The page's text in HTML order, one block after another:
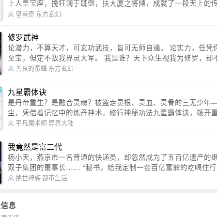
上人皇宝座，挽狂澜于既倒，扶大厦之将倾，成就了一段无上的传
信公众号：皇甫奇 （微信号：huangfuqi1985） 新浪微博：皇甫奇（地址：
皇甫奇 东方玄幻
修罗武神
论潜力，不算天才，可玄功武技，皆可无师自通。 论实力，任凭你有万千
至宝，但定不敌我界灵大军。 我是谁？天下众生视我为修罗，却不知，我
以修罗成武神。 （想看修罗武神番外，请关注蜜蜂微信公众号：善良的蜜
善良的蜜蜂 东方玄幻
九星霸体诀
是丹帝重生？是融合灵魂？被盗走灵根、灵血、灵骨的三无少
尘，凭借着记忆中的炼丹神术，修行神秘功法九星霸体诀，拨开
雾，解开惊天之局。 手掌天地乾坤，脚踏日月星辰，勾搭各色美女，
哭。 本故事纯属虚构，如有雷同，那就是真事儿，想要对号入座，抓
紧时间进群：487963015 微信公众号：平凡魔术师,或者搜索：
ushi1982,公众号上有问必答，福利多多！
平凡魔术师 异界大陆
我竟然是富二代
杨小天，燕京市一名普通的快递员，却忽然成为了五百亿遗产的
双子集团的董事长…… “秘书，给我定制一套百亿富翁的吃喝住行标准！”
“好的，杨总。” “你晚上在我的床上安排五个嫩模是怎么回事？” “回杨总，
办不到的。
绝世神族 都市生活
息